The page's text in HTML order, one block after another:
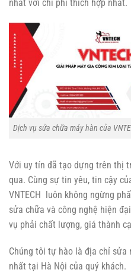
nhất với chi phí thích hợp nhất.
Dịch vụ sửa chữa máy hàn của
Với uy tín đã tạo dựng trên thị
qua. Cùng sự tin yêu, tin cậy
VNTECH luôn không ngừng
sửa chữa và công nghệ hiện
vụ phải chất lượng, giá thành
Chúng tôi tự hào là địa chỉ sửa
nhất tại Hà Nội của quý khách.